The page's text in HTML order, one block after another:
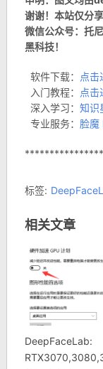
谢谢！本站仅分
微信公众号：托
黑科技！
软件下载：
点击
入门教程：
点击
深入学习： 知识
专业服务： 脸魔
标签:
相关文章
DeepFaceLab: